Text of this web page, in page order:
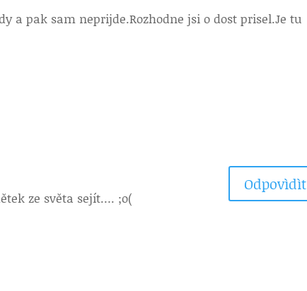
a pak sam neprijde.Rozhodne jsi o dost prisel.Je tu
ze světa sejít…. ;o(
Odpovìdìt